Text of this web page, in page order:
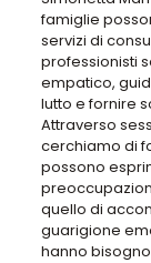
famiglie
servizi di
professionisti
empatico,
lutto e fornire
Attraverso
cerchiamo di
possono
quello di
guarigione
hanno